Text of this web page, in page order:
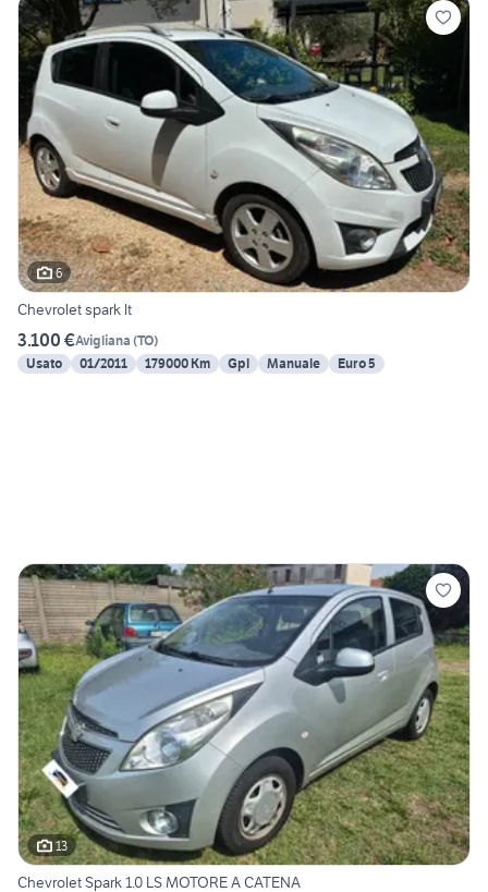
6
Chevrolet spark lt
3.100 €Avigliana (TO)
Usato
01/2011 179000 Km Gpl Manuale Euro 5
13
Chevrolet Spark 1.0 LS MOTORE A CATENA